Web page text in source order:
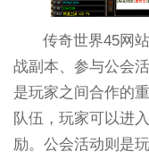
传奇世界45网
战副本、参与公会
是玩家之间合作的
队伍，玩家可以进
励。公会活动则是